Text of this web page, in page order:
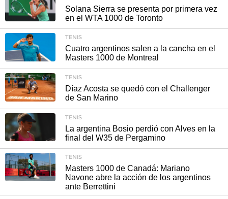
Solana Sierra se presenta por primera vez
en el WTA 1000 de Toronto
TENIS
Cuatro argentinos salen a la cancha en el
Masters 1000 de Montreal
TENIS
Díaz Acosta se quedó con el Challenger
de San Marino
TENIS
La argentina Bosio perdió con Alves en la
final del W35 de Pergamino
TENIS
Masters 1000 de Canadá: Mariano
Navone abre la acción de los argentinos
ante Berrettini